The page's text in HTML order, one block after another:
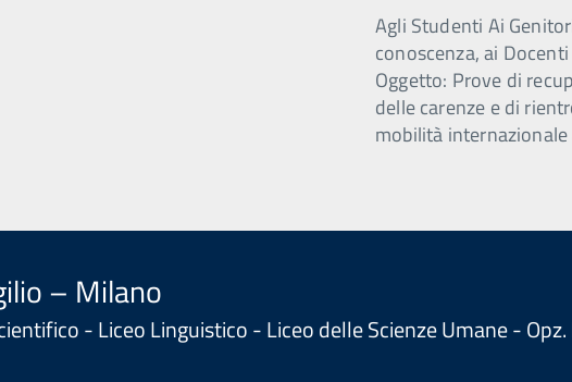
Agli Studenti Ai
conoscenza, ai Docenti
Oggetto: Prove di
delle carenze e di
mobilità internazionale
– Milano
- Liceo Linguistico - Liceo delle Scienze Umane -